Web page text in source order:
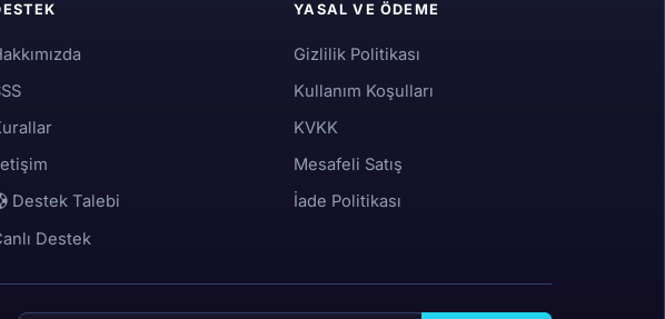
Destek Talebi
Destek
YASAL VE ÖDEME
Gizlilik Politikası
Kullanım Koşulları
KVKK
Mesafeli Satış
İade Politikası